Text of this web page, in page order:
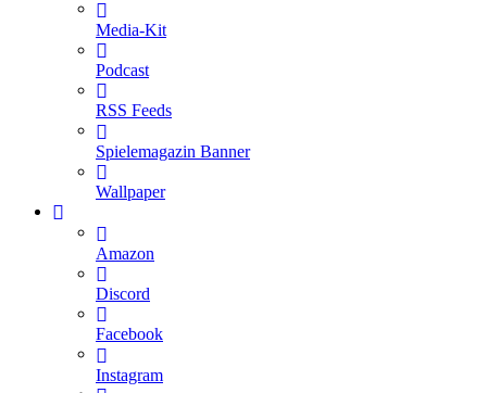
Media-Kit
Podcast
RSS Feeds
Spielemagazin Banner
Wallpaper
Amazon
Discord
Facebook
Instagram